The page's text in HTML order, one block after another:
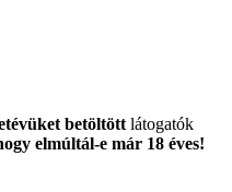
betöltött látogatók
elmúltál-e már 18 éves!